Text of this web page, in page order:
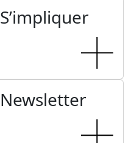
S’impliquer
Newsletter